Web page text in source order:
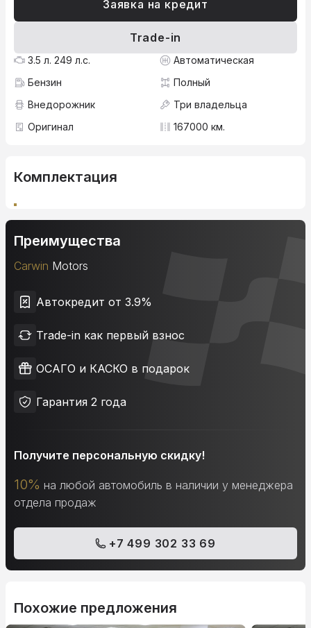
Заявка на кредит
Trade-in
3.5 л. 249 л.с.
Автоматическая
Бензин
Полный
Внедорожник
Три владельца
Оригинал
167000 км.
Комплектация
Преимущества
Carwin Motors
Автокредит от 3.9%
Trade-in как первый взнос
ОСАГО и КАСКО в подарок
Гарантия 2 года
Получите персональную скидку!
10% на любой автомобиль в наличии у менеджера
отдела продаж
+7 499 302 33 69
Похожие предложения